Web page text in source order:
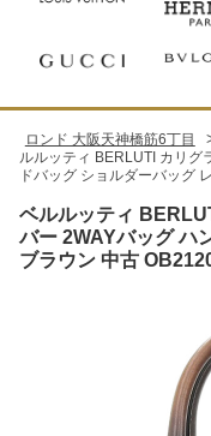
ロンド 大阪天神橋筋6丁目
ルルッティ BERLUTI カリグ
ドバッグ ショルダーバッグ
ベルルッティ
バー 2WAYバッグ ハ
ブラウン 中古